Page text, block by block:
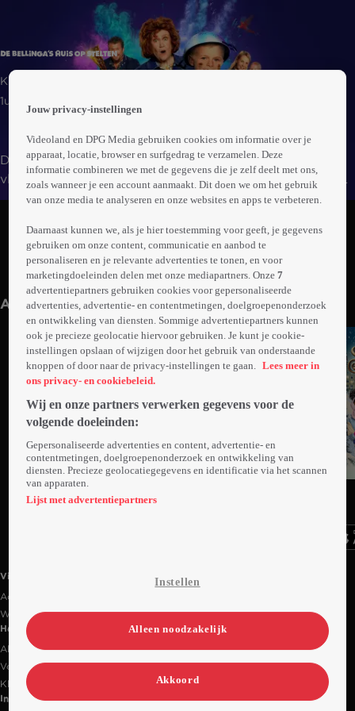
Kids | Familie | Komedie
1uur03min
De familievloggers Bellinga worden verkozen tot beste
vloggers van het jaar. Terwijl papa Daniël en mama Fara
de prijs vieren met een weekendje weg, zien de boeven
plannetje om de gouden winnaarsbeker te stelen. Nu de
kinderen alleen thuis zijn met oppas Bets moet inbreken
een eitje zijn. Of toch niet?
Abonneren op Videoland
Meer
info
Anderen kijken ook
Ga
naar
Trailer
Videoland
Actiecode
Werken bij RTL
Handige links
Alle films & series
Veelgestelde vragen
Klantenservice
Informatie
Jouw privacy-instellingen
Videoland en DPG Media gebruiken cookies om informatie over je
apparaat, locatie, browser en surfgedrag te verzamelen. Deze
informatie combineren we met de gegevens die je zelf deelt met ons,
zoals wanneer je een account aanmaakt. Dit doen we om het gebruik
van onze media te analyseren en onze websites en apps te verbeteren.
Daarnaast kunnen we, als je hier toestemming voor geeft, je gegevens
gebruiken om onze content, communicatie en aanbod te
personaliseren en je relevante advertenties te tonen, en voor
marketingdoeleinden delen met onze mediapartners. Onze7
advertentiepartners gebruiken cookies voor gepersonaliseerde
advertenties, advertentie- en contentmetingen, doelgroepenonderzoek
en ontwikkeling van diensten. Sommige advertentiepartners kunnen
ook je precieze geolocatie hiervoor gebruiken. Je kunt je cookie-
instellingen opslaan of wijzigen door het gebruik van onderstaande
knoppen of door naar de privacy-instellingen te gaan.
Lees meer in
ons privacy- en cookiebeleid.
Wij en onze partners verwerken gegevens voor de
volgende doeleinden:
Gepersonaliseerde advertenties en content, advertentie- en
contentmetingen, doelgroepenonderzoek en ontwikkeling van
diensten. Precieze geolocatiegegevens en identificatie via het scannen
van apparaten.
Lijst met advertentiepartners
Instellen
Alleen noodzakelijk
Akkoord